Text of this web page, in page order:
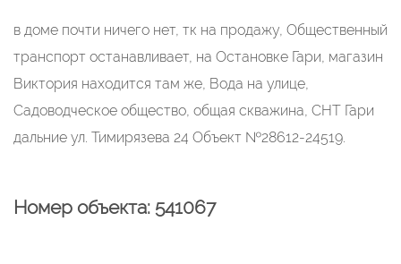
в доме почти ничего нет, тк на продажу, Общественный
транспорт останавливает, на Остановке Гари, магазин
Виктория находится там же, Вода на улице,
Садоводческое общество, общая скважина, СНТ Гари
дальние ул. Тимирязева 24 Объект №28612-24519.
Номер объекта: 541067